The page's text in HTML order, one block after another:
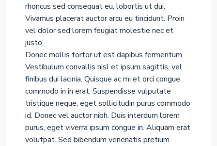
rhoncus sed consequat eu, lobortis ut dui.
Vivamus placerat auctor arcu eu tincidunt. Proin
vel dolor sed lorem feugiat molestie nec et
justo.
Donec mollis tortor ut est dapibus fermentum.
Vestibulum convallis nisl et ipsum sagittis, vel
finibus dui lacinia. Quisque ac mi et orci congue
commodo in in erat. Suspendisse vulputate
tristique neque, eget sollicitudin purus commodo
id. Donec vel auctor nibh. Duis interdum lorem
purus, eget viverra ipsum congue in. Aliquam erat
volutpat. Sed bibendum venenatis pretium.